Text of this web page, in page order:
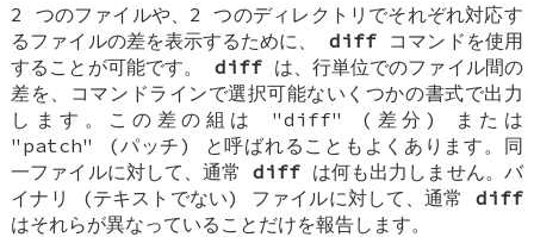
2 つのファイルや、2 つのディレクトリでそれぞれ対応す
るファイルの差を表示するために、diff コマンドを使用
することが可能です。 diffは、行単位でのファイル間の
差を、コマンドラインで選択可能ないくつかの書式で出力
します。この差の組は "diff" (差分) または
"patch" (パッチ) と呼ばれることもよくあります。同
一ファイルに対して、通常diff は何も出力しません。バ
イナリ (テキストでない) ファイルに対して、通常 diff
はそれらが異なっていることだけを報告します。